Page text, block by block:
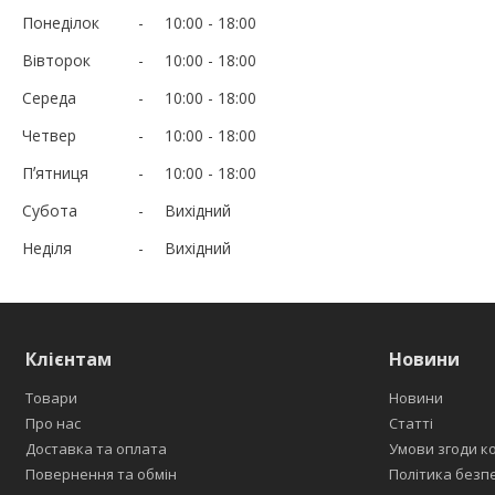
Понеділок 10:00
18:00
Вівторок
10:00
18:00
Середа
10:00
18:00
Четвер
10:00
18:00
Пʼятниця
10:00
18:00
Субота
Вихідний
Неділя
Вихідний
Клієнтам
Товари
Про нас
Доставка та оплата
Повернення та обмін
Новини
Новини
Статті
Умови згоди
Політика